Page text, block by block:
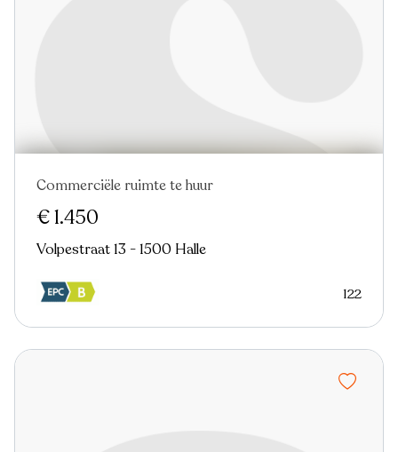
Commerciële ruimte te huur
€ 1.450
Volpestraat 13 - 1500 Halle
122